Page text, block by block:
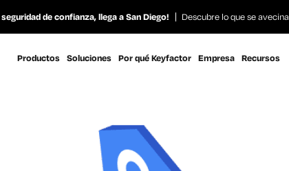
de confianza, llega a San Diego! Descubre lo que se avecina
Productos Soluciones Por qué Keyfactor Empresa Recursos